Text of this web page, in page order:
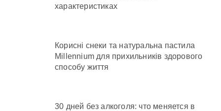
характеристиках
Корисні снеки та натуральна пастила
Millennium для прихильників здорового
способу життя
30 дней без алкоголя: что меняется в